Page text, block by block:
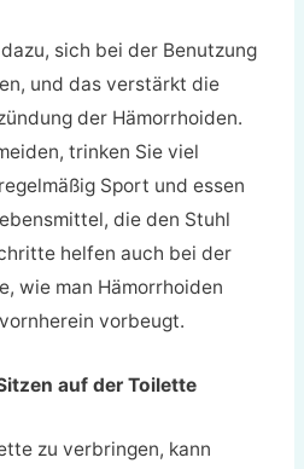
sich bei der Benutzung
und das verstärkt die
der Hämorrhoiden.
trinken Sie viel
Sport und essen
die den Stuhl
helfen auch bei der
wie man Hämorrhoiden
vorbeugt.
auf der Toilette
zu verbringen, kann